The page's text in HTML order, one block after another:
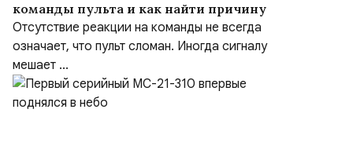
команды пульта и как найти причину
Отсутствие реакции на команды не всегда
означает, что пульт сломан. Иногда сигналу
мешает ...